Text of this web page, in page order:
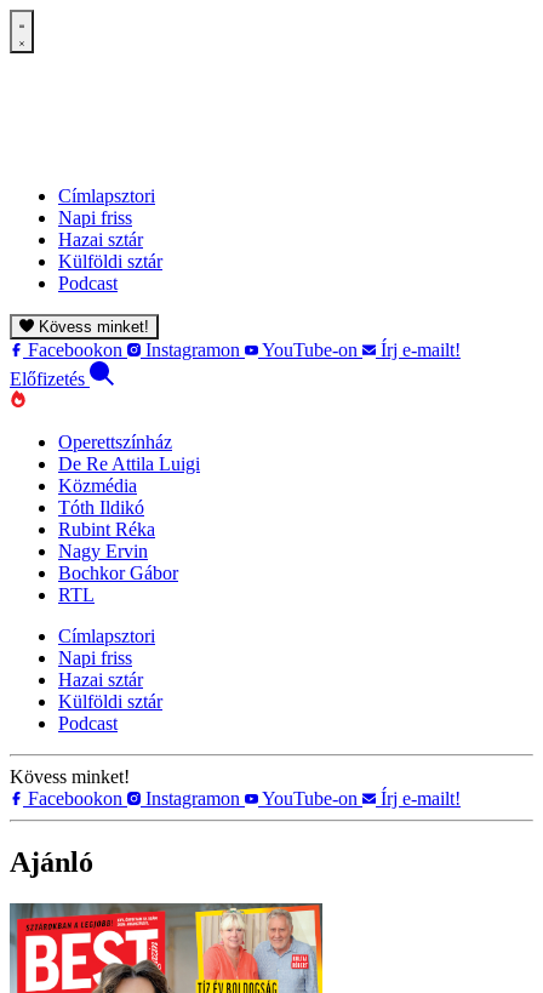
Címlapsztori
Napi friss
Hazai sztár
Külföldi sztár
Podcast
Kövess minket!
Facebookon Instagramon YouTube-on
Írj e-mailt!
Előfizetés
Operettszínház
De Re Attila Luigi
Közmédia
Tóth Ildikó
Rubint Réka
Nagy Ervin
Bochkor Gábor
RTL
Címlapsztori
Napi friss
Hazai sztár
Külföldi sztár
Podcast
Kövess minket!
Facebookon
Instagramon YouTube-on Írj e-mailt!
Ajánló